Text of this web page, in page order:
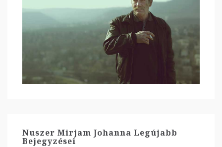
Nuszer Mirjam Johanna Legújabb
Bejegyzései